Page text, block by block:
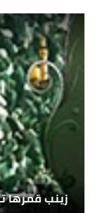
زينب قمرها